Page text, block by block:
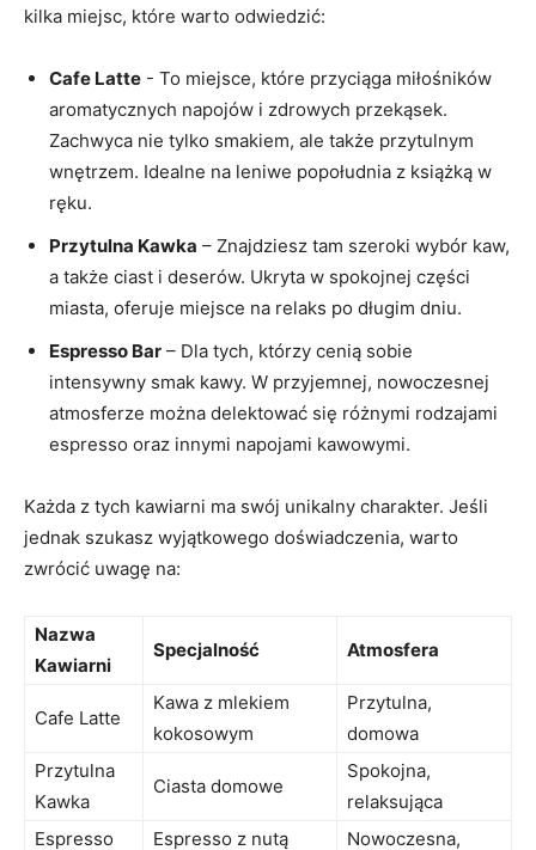
kilka miejsc, które warto odwiedzić:
Cafe Latte ‍- To miejsce,⁣ które przyciąga miłośników⁤
aromatycznych napojów i ​zdrowych przekąsek.
Zachwyca nie tylko‌ smakiem, ale także przytulnym
wnętrzem. Idealne na leniwe popołudnia z książką w
ręku.
Przytulna Kawka – Znajdziesz tam szeroki​ wybór kaw,
a także ⁢ciast i deserów. Ukryta w ‌spokojnej części
miasta, oferuje miejsce na relaks po długim ⁤dniu.
Espresso‌ Bar – Dla tych, którzy ‌cenią sobie
intensywny smak kawy. W przyjemnej, nowoczesnej
atmosferze można delektować się różnymi rodzajami
espresso oraz innymi napojami kawowymi.
Każda z tych kawiarni ma swój unikalny charakter. Jeśli⁣
jednak szukasz wyjątkowego doświadczenia, ⁤warto
zwrócić uwagę ‌na:
Nazwa
Kawiarni
Specjalność Atmosfera
Cafe Latte
Kawa z mlekiem
kokosowym
Przytulna,
domowa
Przytulna
Kawka
Ciasta domowe
Spokojna,
relaksująca
Espresso
Espresso​ z nutą Nowoczesna,